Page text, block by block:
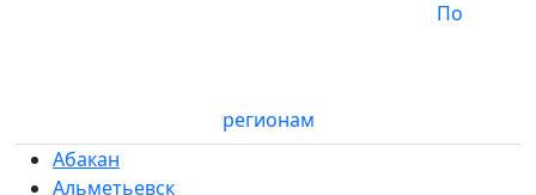
регионам
Абакан
Альметьевск